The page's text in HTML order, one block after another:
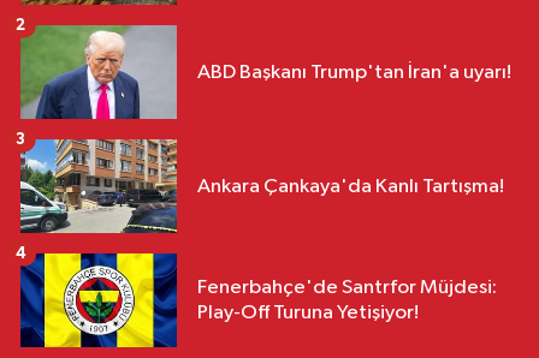
ABD Başkanı Trump'tan İran'a uyarı!
2
Ankara Çankaya'da Kanlı Tartışma!
3
Fenerbahçe'de Santrfor Müjdesi:
Play-Off Turuna Yetişiyor!
4